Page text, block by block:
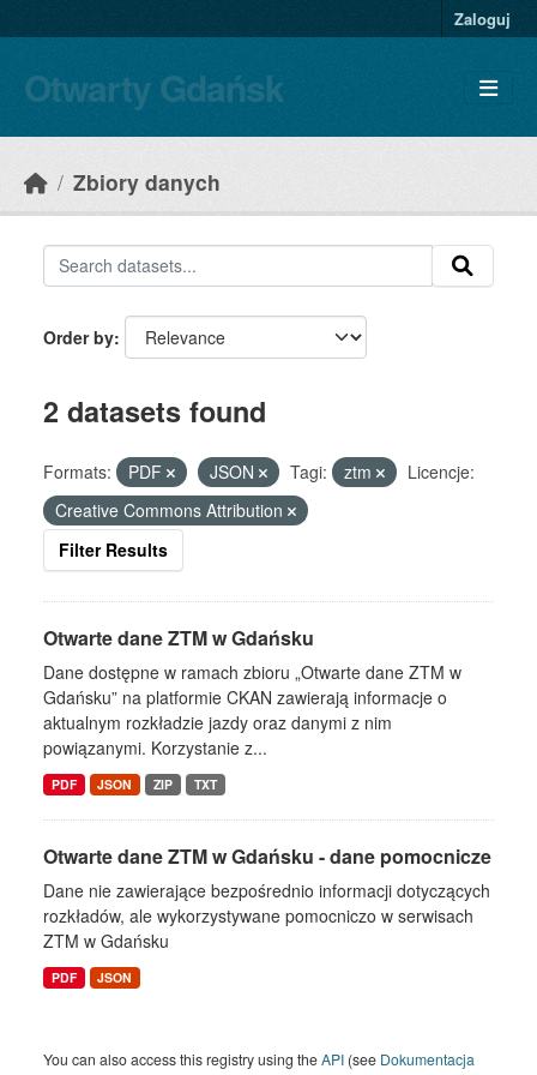
Zaloguj
Otwarty Gdańsk
Zbiory danych
Order by
2 datasets found
Formats: PDF JSON Tagi: ztm
Licencje:
Creative Commons Attribution
Filter Results
Otwarte dane ZTM w Gdańsku
Dane dostępne w ramach zbioru „Otwarte dane ZTM w
Gdańsku” na platformie CKAN zawierają informacje o
aktualnym rozkładzie jazdy oraz danymi z nim
powiązanymi. Korzystanie z...
PDF JSON ZIP TXT
Otwarte dane ZTM w Gdańsku - dane pomocnicze
Dane nie zawierające bezpośrednio informacji dotyczących
rozkładów, ale wykorzystywane pomocniczo w serwisach
ZTM w Gdańsku
PDF JSON
You can also access this registry using theAPI (see Dokumentacja